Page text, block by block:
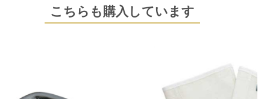
こちらも購入しています